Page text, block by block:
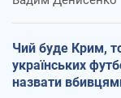
Чий буде Крим,
українських
назвати